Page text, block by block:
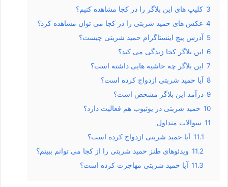
3 کلیپ های این بلاگر را در کجا مشاهده کنیم؟
4 عکس های حمید شربتی را در کجا می توان مشاهده کرد؟
5 آدرس پیچ اینستاگرام حمید شربتی چیست؟
6 این بلاگر کجا زندگی می کند؟
7 این بلاگر چه حاشیه هایی داشته است؟
8 آیا حمید شربتی ازدواج کرده است؟
9 درآمد این بلاگر مشخص است؟
10 حمید شربتی در یوتیوب هم فعالیت دارد؟
11 سوالات متداول
11.1 آیا حمید شربتی ازدواج کرده است؟
11.2 ویدئوهای طنز حمید شربتی را از کجا می توانم ببینم؟
11.3 آیا حمید شربتی مهاجرت کرده است؟